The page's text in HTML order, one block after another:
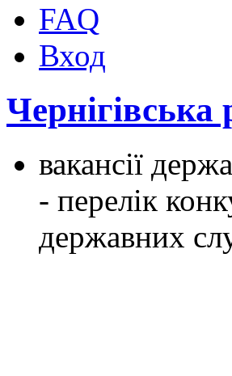
FAQ
Вход
вакансії
- перелік
державних